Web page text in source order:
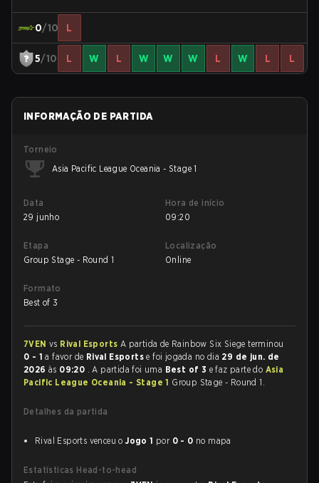
0/10 L
5/10 L W L W W W L W L L
INFORMAÇÃO DE PARTIDA
Torneio
Asia Pacific League Oceania - Stage 1
Data
29 junho
Hora de início
09:20
Etapa
Group Stage - Round 1
Localização
Online
Formato
Best of 3
7VEN vs Rival Esports A partida de Rainbow Six Siege terminou
0 - 1 a favor de Rival Esportse foi jogada no dia 29 de jun. de
2026 às 09:20 . A partida foi uma Best of 3 e faz parte do Asia
Pacific League Oceania - Stage 1 Group Stage - Round 1.
Detalhes da partida
Rival Esports venceu oJogo 1 por 0 - 0 no mapa
Estatísticas Head-to-head